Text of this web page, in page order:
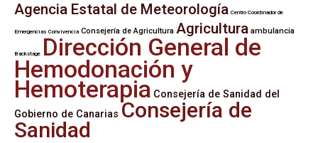
Agencia Estatal de Meteorología Centro Coordinador de
Emergencias Convivencia Consejería de Agricultura Agricultura ambulancia
Backstage Dirección General de
Hemodonación y
Hemoterapia Consejería de Sanidad del
Gobierno de Canarias Consejería de
Sanidad